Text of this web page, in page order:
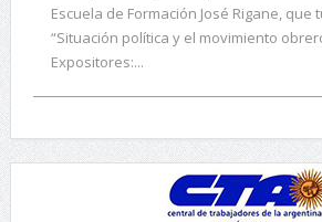
Escuela de Formación José Rigane, que
“Situación política y el movimiento
Expositores:...